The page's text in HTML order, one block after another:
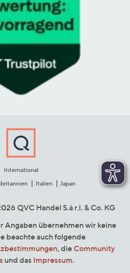
International
Italien Japan
QVC Handel S.à r.l. & Co. KG
Angaben übernehmen wir keine
beachte auch folgende
, die Community
und das Impressum.